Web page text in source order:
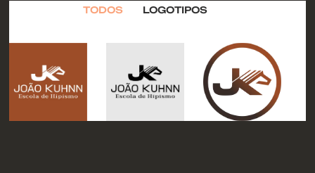
TODOS LOGOTIPOS